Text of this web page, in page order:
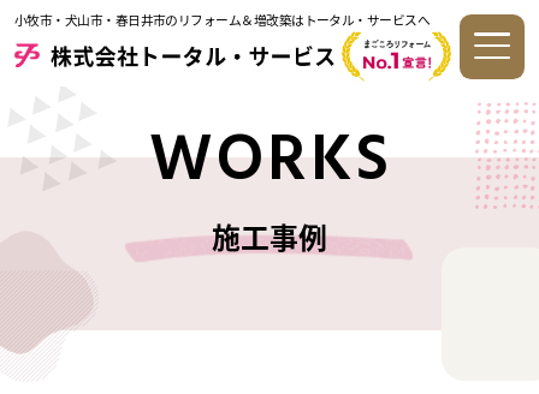
小牧市・犬山市・春日井市のリフォーム＆増改築はトータル・サービスへ
WORKS
施工事例